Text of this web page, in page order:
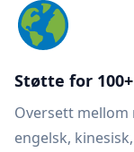
Støtte for
Oversett
engelsk,